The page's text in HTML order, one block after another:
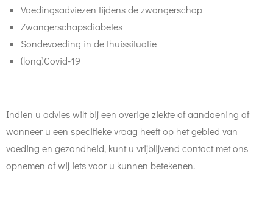
Voedingsadviezen tijdens de zwangerschap
Zwangerschapsdiabetes
Sondevoeding in de thuissituatie
(long)Covid-19
Indien u advies wilt bij een overige ziekte of aandoening of
wanneer u een specifieke vraag heeft op het gebied van
voeding en gezondheid, kunt u vrijblijvend contact met ons
opnemen of wij iets voor u kunnen betekenen.